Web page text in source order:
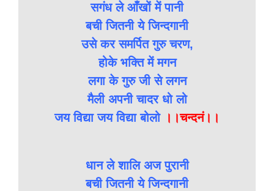
सगंध ले आँखों में पानी
बची जितनी ये जिन्दगानी
उसे कर समर्पित गुरु चरण,
होके भक्ति में मगन
लगा के गुरु जी से लगन
मैली अपनी चादर धो लो
जय विद्या जय विद्या बोलो ।।चन्दनं।।
धान ले शालि अज पुरानी
बची जितनी ये जिन्दगानी